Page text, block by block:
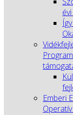
Emberi